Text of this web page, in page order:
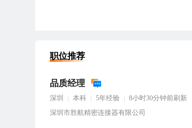
职位推荐
品质经理
深圳 本科 5年经验
8小时30分钟前刷新
深圳市胜航精密连接器有限公司